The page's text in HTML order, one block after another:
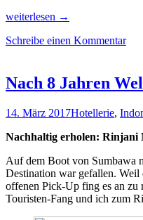
Nachhaltig
mit
leicht
gemacht
weiterlesen →
Schreibe einen Kommentar
Nach 8 Jahren
14. März 2017Hotellerie,
Nachhaltig erholen: Rinjani
Auf dem Boot von Sumbawa
Destination war gefallen. Weil
offenen Pick-Up fing es an zu
Touristen-Fang und ich zum